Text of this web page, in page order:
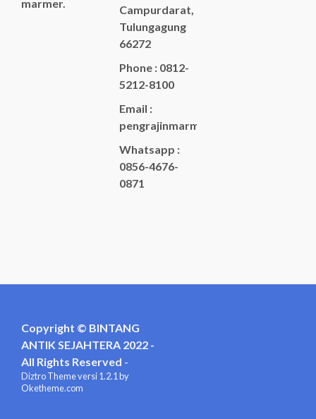
marmer.
Campurdarat,
Tulungagung
66272
Phone : 0812-
5212-8100
Email :
pengrajinmarme88@gmail.com
Whatsapp :
0856-4676-
0871
Copyright © BINTANG
ANTIK SEJAHTERA 2022 -
All Rights Reserved -
Diztro Themeversi 1.2.1 by
Oketheme.com